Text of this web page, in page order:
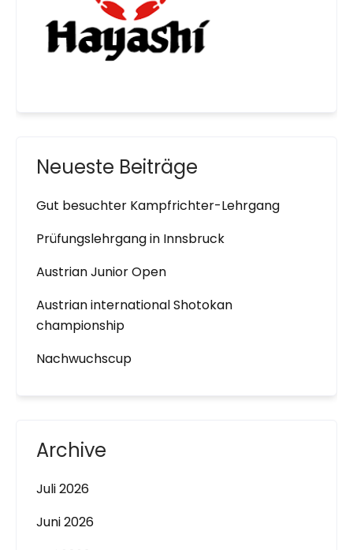
Neueste Beiträge
Gut besuchter Kampfrichter-Lehrgang
Prüfungslehrgang in Innsbruck
Austrian Junior Open
Austrian international Shotokan
championship
Nachwuchscup
Archive
Juli 2026
Juni 2026